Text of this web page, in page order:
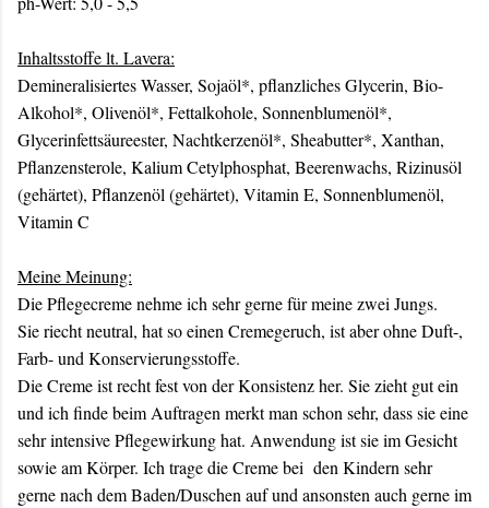
Inhaltsstoffe lt. Lavera:
Demineralisiertes Wasser, Sojaöl*, pflanzliches Glycerin, Bio-
Alkohol*, Olivenöl*, Fettalkohole, Sonnenblumenöl*,
Glycerinfettsäureester, Nachtkerzenöl*, Sheabutter*, Xanthan,
Pflanzensterole, Kalium Cetylphosphat, Beerenwachs, Rizinusöl
(gehärtet), Pflanzenöl (gehärtet), Vitamin E, Sonnenblumenöl,
Vitamin C
Meine Meinung:
Die Pflegecreme nehme ich sehr gerne für meine zwei Jungs.
Sie riecht neutral, hat so einen Cremegeruch, ist aber ohne Duft-,
Farb- und Konservierungsstoffe.
Die Creme ist recht fest von der Konsistenz her. Sie zieht gut ein
und ich finde beim Auftragen merkt man schon sehr, dass sie eine
sehr intensive Pflegewirkung hat. Anwendung ist sie im Gesicht
sowie am Körper. Ich trage die Creme bei den Kindern sehr
gerne nach dem Baden/Duschen auf und ansonsten auch gerne im